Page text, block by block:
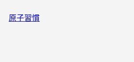
至原子習慣